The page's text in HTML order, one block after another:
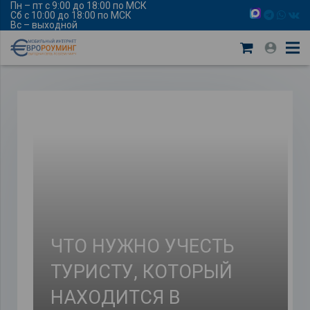
Пн – пт с 9:00 до 18:00 по МСК
Сб с 10:00 до 18:00 по МСК
Вс – выходной
ЧТО НУЖНО УЧЕСТЬ
ТУРИСТУ, КОТОРЫЙ
НАХОДИТСЯ В